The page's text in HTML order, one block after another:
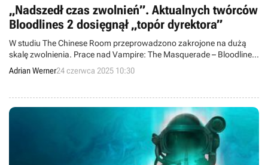
„Nadszedł czas zwolnień”. Aktualnych twórców
Bloodlines 2 dosięgnął „topór dyrektora”
W studiu The Chinese Room przeprowadzono zakrojone na dużą
skalę zwolnienia. Prace nad Vampire: The Masquerade – Bloodlines
2 mają być niezagrożone.
Adrian Werner24 czerwca 2025 10:30